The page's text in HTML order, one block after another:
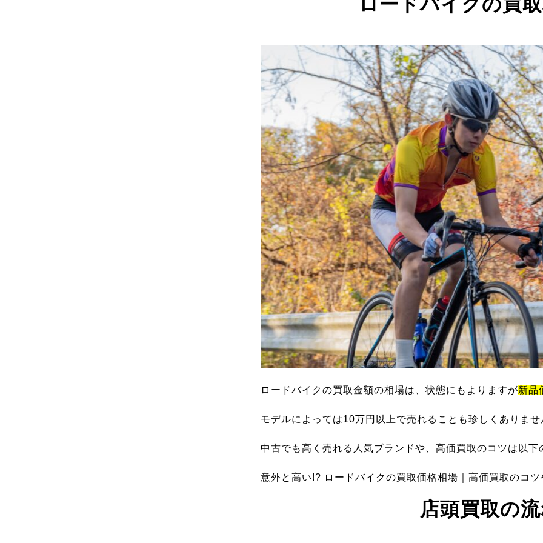
ロードバイクの買取金額の相場は、状態にもよりますが新品
モデルによっては10万円以上で売れることも珍しくありませ
中古でも高く売れる人気ブランドや、高価買取のコツは以
意外と高い!? ロードバイクの買取価格相場｜高価買取のコ
店頭買取の